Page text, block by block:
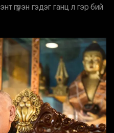
гүрэн гэдэг ганц л гэр бий